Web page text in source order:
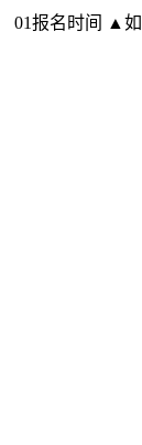
报名时间 ▲